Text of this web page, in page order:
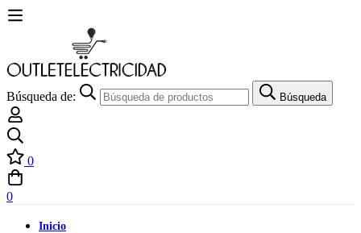
Búsqueda de: Búsqueda
0
0
Inicio